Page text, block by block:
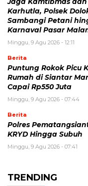
Karhutla, Polsek
Sambangi Petani
Karnaval Pasar
Minggu, 9 Agu 2026 - 12:11
Berita
Puntung Rokok Picu
Rumah di Siantar
Capai Rp550 Juta
Minggu, 9 Agu 2026 - 07:44
Berita
Polres
KRYD Hingga Subuh
Minggu, 9 Agu 2026 - 07:41
TRENDING